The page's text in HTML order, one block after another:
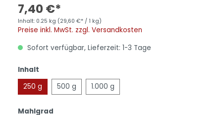
7,40 €*
Inhalt: 0.25 kg (29,60 €* / 1 kg)
Preise inkl. MwSt. zzgl. Versandkosten
Sofort verfügbar, Lieferzeit: 1-3 Tage
Inhalt
250 g
500 g 1.000 g
Mahlgrad